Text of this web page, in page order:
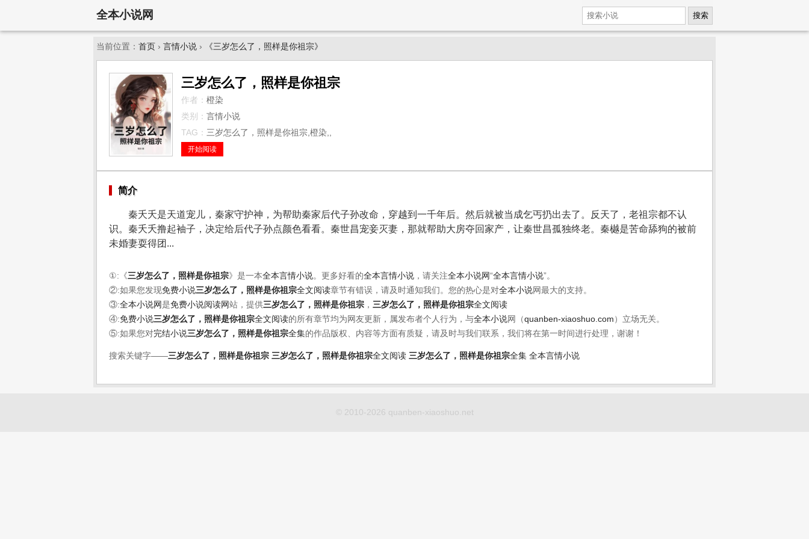
全本小说网 搜索
当前位置： 首页 › 言情小说 › 《三岁怎么了，照样是你祖宗》
三岁怎么了，照样是你祖宗
作者： 橙染
类别： 言情小说
TAG： 三岁怎么了，照样是你祖宗,橙染,,
开始阅读
简介
秦夭夭是天道宠儿，秦家守护神，为帮助秦家后代子孙改命，穿越到一千年后。然后就被当成乞丐扔出去了。反天了，老祖宗都不认
识。秦夭夭撸起袖子，决定给后代子孙点颜色看看。秦世昌宠妾灭妻，那就帮助大房夺回家产，让秦世昌孤独终老。秦樾是苦命舔狗的被前
未婚妻耍得团...
①:《三岁怎么了，照样是你祖宗》是一本全本言情小说。更多好看的全本言情小说 ，请关注全本小说网“全本言情小说”。
②:如果您发现免费小说三岁怎么了，照样是你祖宗全文阅读章节有错误，请及时通知我们。您的热心是对全本小说网最大的支持。
③:全本小说网是免费小说阅读网站，提供三岁怎么了，照样是你祖宗 ， 三岁怎么了，照样是你祖宗全文阅读
④:免费小说三岁怎么了，照样是你祖宗全文阅读的所有章节均为网友更新，属发布者个人行为，与全本小说网（quanben-xiaoshuo.com ）立场无关。
⑤:如果您对完结小说三岁怎么了，照样是你祖宗全集的作品版权、内容等方面有质疑，请及时与我们联系，我们将在第一时间进行处理，谢谢！
搜索关键字——三岁怎么了，照样是你祖宗 三岁怎么了，照样是你祖宗全文阅读 三岁怎么了，照样是你祖宗全集 全本言情小说
© 2010-2026 quanben-xiaoshuo.net